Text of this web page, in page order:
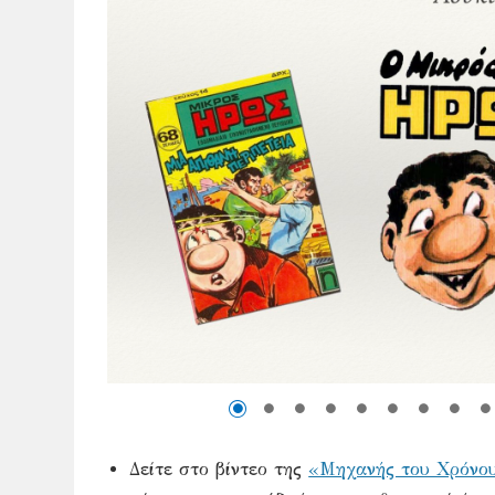
Δείτε στο βίντεο της«Μηχανής του